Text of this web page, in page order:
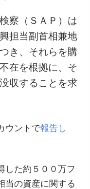
サービス
購読
察（ＳＡＰ）は
担当副首相兼地
き、それらを購
在を根拠に、そ
収することを求
ウントで報告し
した約５００万フ
当の資産に関する